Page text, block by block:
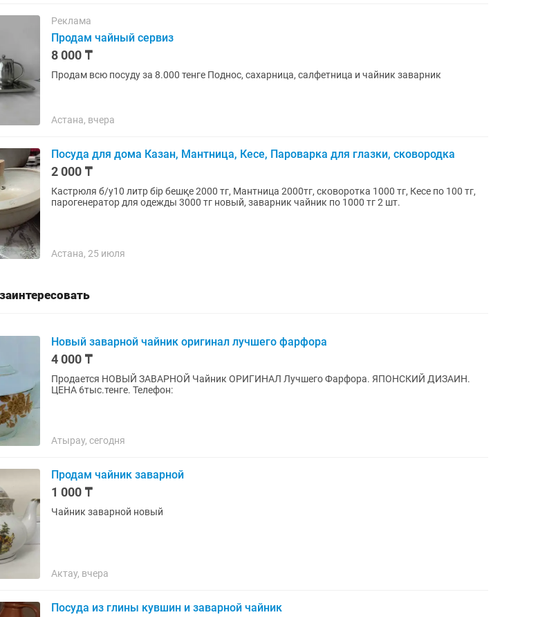
Реклама
Продам чайный сервиз
8 000 ₸
Продам всю посуду за 8.000 тенге Поднос, сахарница, салфетница и чайник заварник
Астана, вчера
Посуда для дома Казан, Мантница, Кесе, Пароварка для глазки, сковородка
2 000 ₸
Кастрюля б/у10 литр бір бешқе 2000 тг, Мантница 2000тг, сковоротка 1000 тг, Кесе по 100 тг,
парогенератор для одежды 3000 тг новый, заварник чайник по 1000 тг 2 шт.
Астана, 25 июля
Новый заварной чайник оригинал лучшего фарфора
4 000 ₸
Продается НОВЫЙ ЗАВАРНОЙ Чайник ОРИГИНАЛ Лучшего Фарфора. ЯПОНСКИЙ ДИЗАИН.
ЦЕНА 6тыс.тенге. Телефон:
Атырау, сегодня
Продам чайник заварной
1 000 ₸
Чайник заварной новый
Актау, вчера
Посуда из глины кувшин и заварной чайник